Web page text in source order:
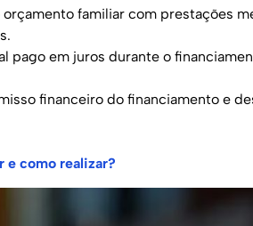
orçamento familiar com prestações
pago em juros durante o
financeiro do financiamento e
e como realizar?